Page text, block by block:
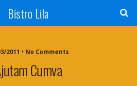
Bistro Lila
2011 • No Comments
Cumva